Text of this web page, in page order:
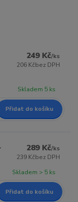
249 Kč/ks
206 Kčbez DPH
Skladem 5 ks
Přidat do košíku
289 Kč/ks
239 Kčbez DPH
Skladem > 5 ks
Přidat do košíku